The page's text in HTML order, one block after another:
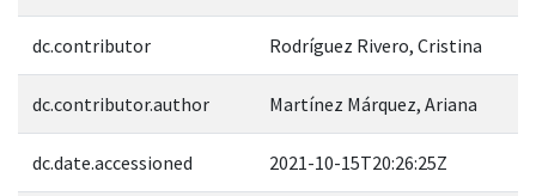
dc.contributor Rodríguez Rivero, Cristina
dc.contributor.author Martínez Márquez, Ariana
dc.date.accessioned 2021-10-15T20:26:25Z